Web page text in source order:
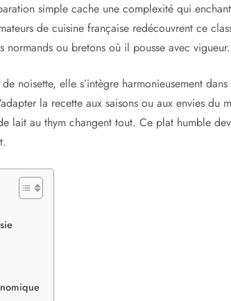
simple cache une complexité qui
de cuisine française redécouvrent ce
normands ou bretons où il pousse avec vigueur.
noisette, elle s’intègre harmonieusement
la recette aux saisons ou aux envies du
lait au thym changent tout. Ce plat humble